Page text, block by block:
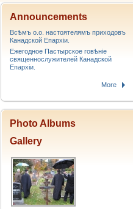
Announcements
Всѣмъ о.о. настоятелямъ приходовъ
Канадской Епархiи.
Ежегодное Пастырское говѣніе
священнослужителей Канадской
Епархіи.
More
Photo Albums
Gallery